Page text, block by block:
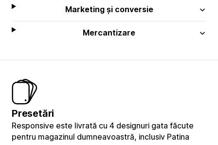
Marketing și conversie
Mercantizare
Presetări
Responsive este livrată cu 4 designuri gata făcute
pentru magazinul dumneavoastră, inclusiv Patina